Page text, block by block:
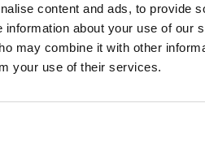
content and ads, to provide
information about your use of our
may combine it with other
your use of their services.